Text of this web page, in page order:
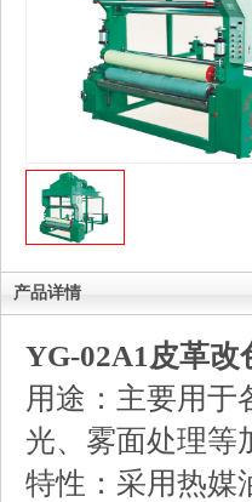
产品详情
YG-02A1皮革改
用途：主要用于
光、雾面处理等
特性：采用热媒